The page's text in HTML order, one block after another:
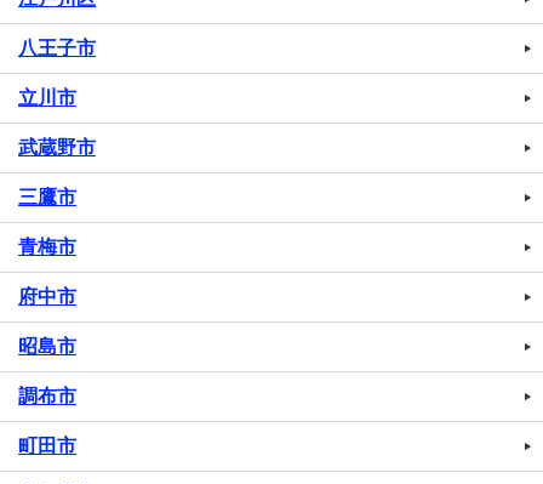
八王子市
立川市
武蔵野市
三鷹市
青梅市
府中市
昭島市
調布市
町田市